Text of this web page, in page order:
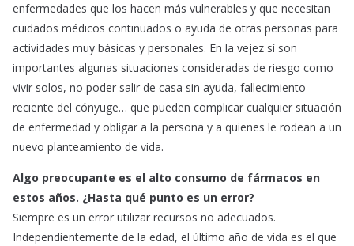
enfermedades que los hacen más vulnerables y que necesitan
cuidados médicos continuados o ayuda de otras personas para
actividades muy básicas y personales. En la vejez sí son
importantes algunas situaciones consideradas de riesgo como
vivir solos, no poder salir de casa sin ayuda, fallecimiento
reciente del cónyuge… que pueden complicar cualquier situación
de enfermedad y obligar a la persona y a quienes le rodean a un
nuevo planteamiento de vida.
Algo preocupante es el alto consumo de fármacos en
estos años. ¿Hasta qué punto es un error?
Siempre es un error utilizar recursos no adecuados.
Independientemente de la edad, el último año de vida es el que